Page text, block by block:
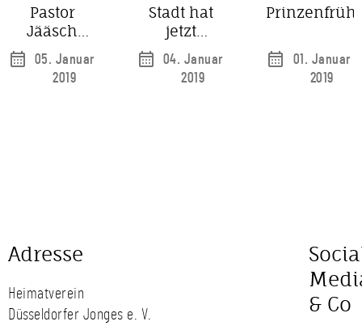
Pastor
Jääsch
kehrt in die
Altstadt
zurück
05. Januar
2019
Stadt hat
jetzt
Gaslaternen-
Koordinator
04. Januar
2019
01. Januar
2019
Adresse
Heimatverein
Düsseldorfer Jonges e. V.
& Co